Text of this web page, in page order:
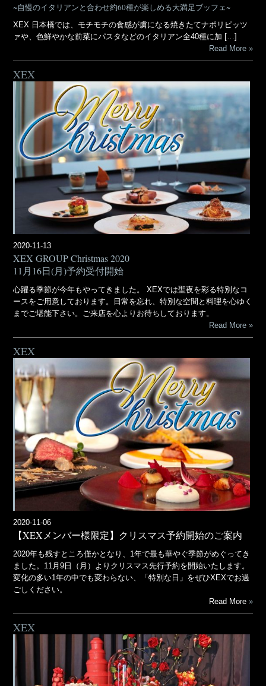
~自慢のイタリアンと合わせ約60種が楽しめる大満足ブッフェ~
XEX 日本橋では、モチモチの食感が虜になる焼きたてナポリピッツ
ァや、色鮮やかな前菜にパスタなどのイタリアン全40種に加 […]
Read More
XEX
2020-11-13
XEX GROUP Christmas 2020
11月16日(月)予約受付開始
心躍る季節が今年もやってきました。 XEXでは聖夜を彩る特別なコ
ースをご用意しております。日常を忘れ、特別な空間と料理を心ゆく
までご堪能下さい。ご来店を心よりお待ちしております。
Read More
XEX
2020-11-06
【XEXメンバー様限定】クリスマス予約開始のご案内
2020年も残すところ僅かとなり、1年で最も華やぐ季節がめぐってき
ました。11月9日（月）よりクリスマス先行予約を開始いたします。
変化の多い1年の中でも変わらない、「特別な日」をぜひXEXでお過
ごしください。
Read More
XEX